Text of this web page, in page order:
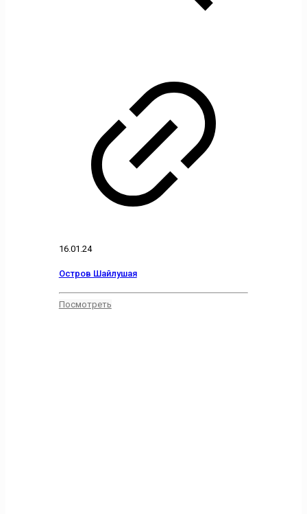
16.01.24
Остров Шайлушая
Посмотреть